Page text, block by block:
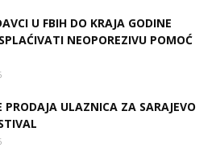
U FBIH DO KRAJA GODINE
NEOPOREZIVU POMOĆ
PRODAJA ULAZNICA ZA SARAJEVO